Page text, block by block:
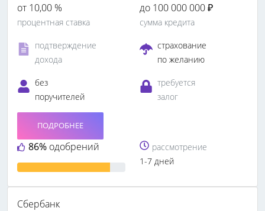
от 10,00 %
процентная ставка
до 100 000 000 ₽
сумма кредита
подтверждение
дохода
страхование
по желанию
без
поручителей
требуется
залог
86% одобрений
ПОДРОБНЕЕ
рассмотрение
1-7 дней
Сбербанк